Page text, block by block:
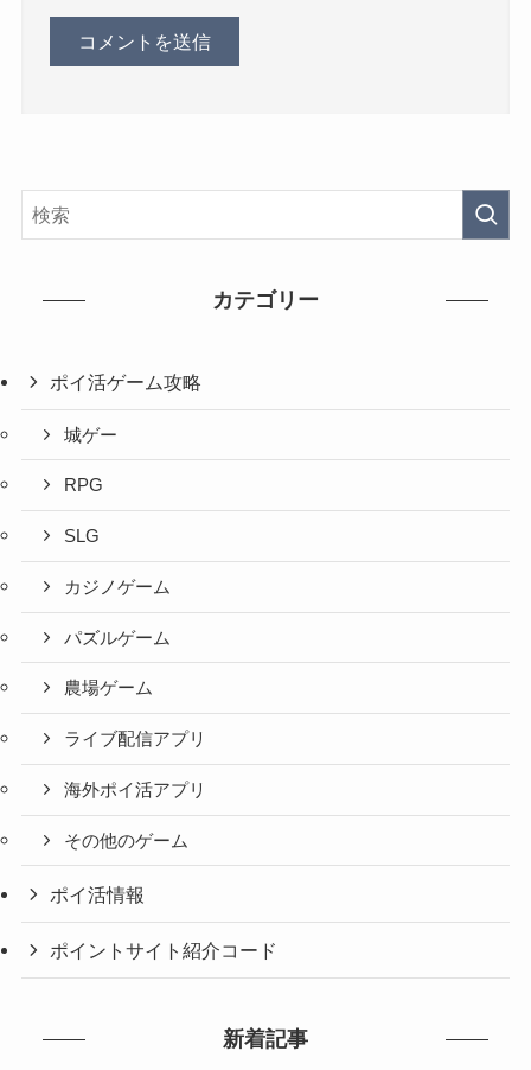
カテゴリー
ポイ活ゲーム攻略
城ゲー
RPG
SLG
カジノゲーム
パズルゲーム
農場ゲーム
ライブ配信アプリ
海外ポイ活アプリ
その他のゲーム
ポイ活情報
ポイントサイト紹介コード
新着記事